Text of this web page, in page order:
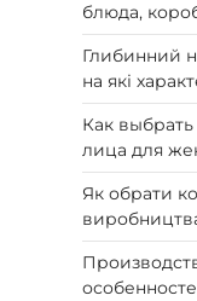
блюда,
Глибинний
на які
Как
лица для
Як обрати